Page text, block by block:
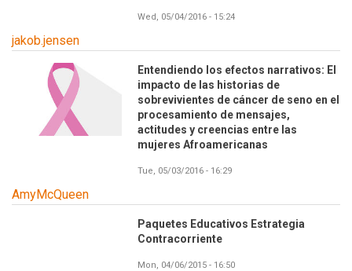
Wed, 05/04/2016 - 15:24
jakob.jensen
Entendiendo los efectos narrativos: El
impacto de las historias de
sobrevivientes de cáncer de seno en el
procesamiento de mensajes,
actitudes y creencias entre las
mujeres Afroamericanas
Tue, 05/03/2016 - 16:29
AmyMcQueen
Paquetes Educativos Estrategia
Contracorriente
Mon, 04/06/2015 - 16:50